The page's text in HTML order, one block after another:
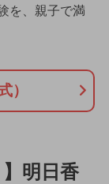
を、親子で満
）
明日香